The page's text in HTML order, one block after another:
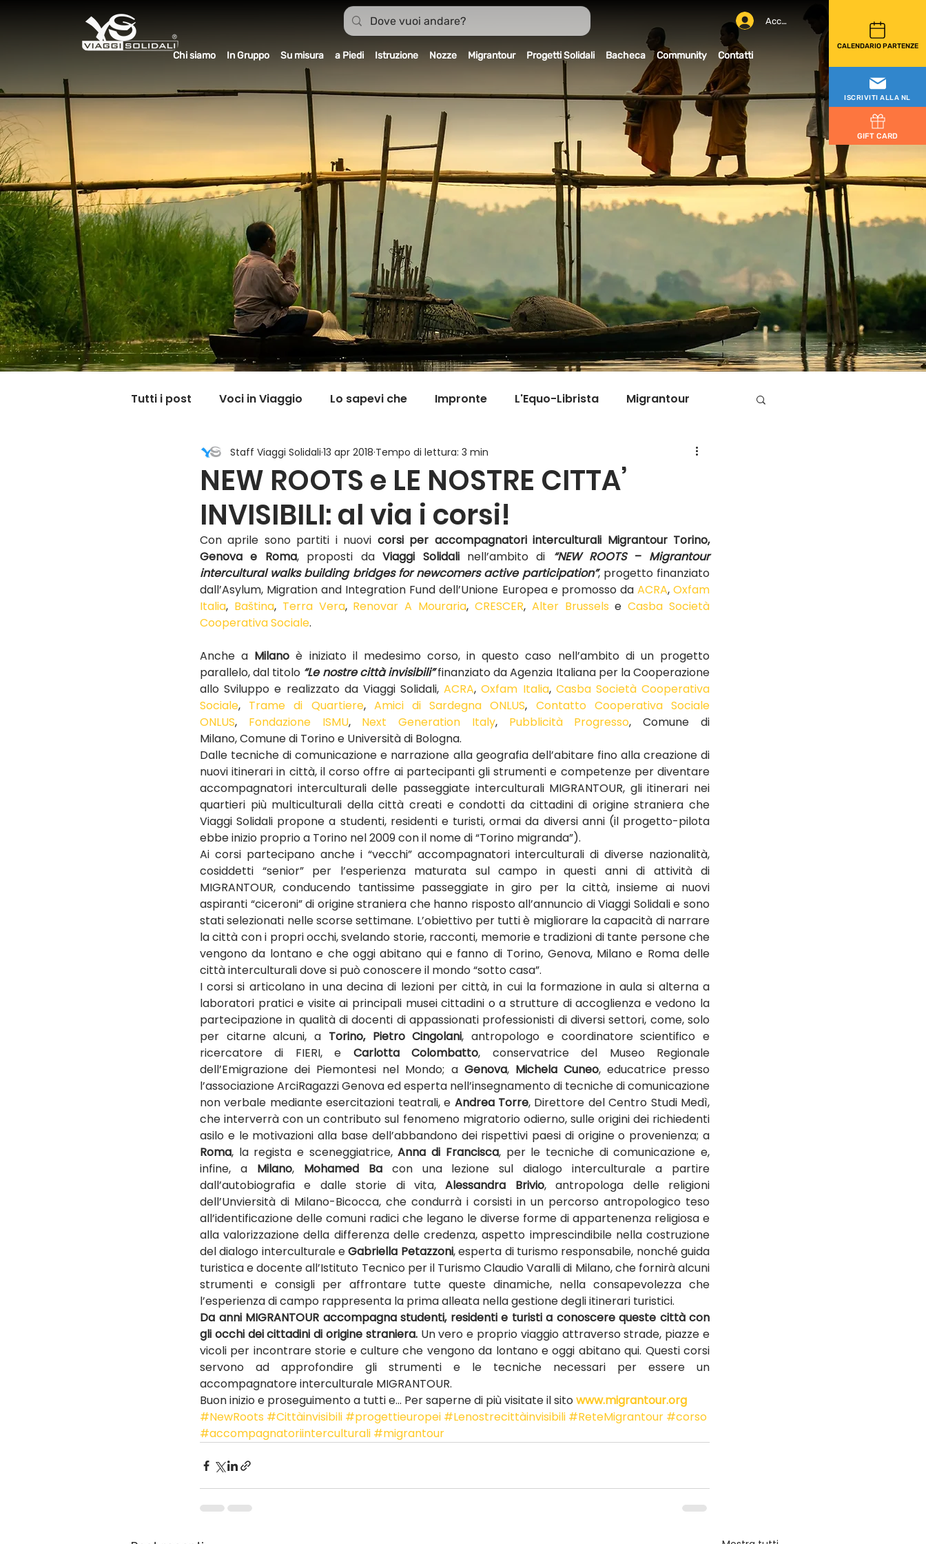
CALENDARIO PARTENZE
Accedi
ISCRIVITI ALLA NL
GIFT CARD
Chi siamo In Gruppo Su misura a Piedi Istruzione Nozze Migrantour Progetti Solidali Bacheca Community Contatti
Tutti i post Voci in Viaggio Lo sapevi che Impronte L'Equo-Librista Migrantour
Dicono di noi Carnet Good News I Viaggi della Tarta
Il mondo @ casa mia Il mondo fuori mi aspetta Viaggi in cucina
NEW ROOTS e LE NOSTRE CITTA’
INVISIBILI: al via i corsi!
Staff Viaggi Solidali 13 apr 2018 Tempo di lettura: 3 min
Con aprile sono partiti i nuovi corsi per accompagnatori interculturali Migrantour Torino,
Genova e Roma, proposti da Viaggi Solidali nell’ambito di “NEW ROOTS – Migrantour
intercultural walks building bridges for newcomers active participation”, progetto finanziato
dall’Asylum, Migration and Integration Fund dell’Unione Europea e promosso da ACRA, Oxfam
Italia, Baština, Terra Vera, Renovar A Mouraria, CRESCER, Alter Brussels e Casba Società
Cooperativa Sociale.
Anche a Milano è iniziato il medesimo corso, in questo caso nell’ambito di un progetto
parallelo, dal titolo “Le nostre città invisibili” finanziato da Agenzia Italiana per la Cooperazione
allo Sviluppo e realizzato da Viaggi Solidali, ACRA, Oxfam Italia, Casba Società Cooperativa
Sociale, Trame di Quartiere, Amici di Sardegna ONLUS, Contatto Cooperativa Sociale
ONLUS, Fondazione ISMU, Next Generation Italy, Pubblicità Progresso, Comune di
Milano, Comune di Torino e Università di Bologna.
Dalle tecniche di comunicazione e narrazione alla geografia dell’abitare fino alla creazione di
nuovi itinerari in città, il corso offre ai partecipanti gli strumenti e competenze per diventare
accompagnatori interculturali delle passeggiate interculturali MIGRANTOUR, gli itinerari nei
quartieri più multiculturali della città creati e condotti da cittadini di origine straniera che
Viaggi Solidali propone a studenti, residenti e turisti, ormai da diversi anni (il progetto-pilota
ebbe inizio proprio a Torino nel 2009 con il nome di “Torino migranda”).
Ai corsi partecipano anche i “vecchi” accompagnatori interculturali di diverse nazionalità,
cosiddetti “senior” per l’esperienza maturata sul campo in questi anni di attività di
MIGRANTOUR, conducendo tantissime passeggiate in giro per la città, insieme ai nuovi
aspiranti “ciceroni” di origine straniera che hanno risposto all’annuncio di Viaggi Solidali e sono
stati selezionati nelle scorse settimane. L’obiettivo per tutti è migliorare la capacità di narrare
la città con i propri occhi, svelando storie, racconti, memorie e tradizioni di tante persone che
vengono da lontano e che oggi abitano qui e fanno di Torino, Genova, Milano e Roma delle
città interculturali dove si può conoscere il mondo “sotto casa”.
I corsi si articolano in una decina di lezioni per città, in cui la formazione in aula si alterna a
laboratori pratici e visite ai principali musei cittadini o a strutture di accoglienza e vedono la
partecipazione in qualità di docenti di appassionati professionisti di diversi settori, come, solo
per citarne alcuni, a Torino, Pietro Cingolani, antropologo e coordinatore scientifico e
ricercatore di FIERI, e Carlotta Colombatto, conservatrice del Museo Regionale
dell’Emigrazione dei Piemontesi nel Mondo; a Genova, Michela Cuneo, educatrice presso
l’associazione ArciRagazzi Genova ed esperta nell’insegnamento di tecniche di comunicazione
non verbale mediante esercitazioni teatrali, e Andrea Torre, Direttore del Centro Studi Medì,
che interverrà con un contributo sul fenomeno migratorio odierno, sulle origini dei richiedenti
Roma, la regista e sceneggiatrice, Anna di Francisca, per le tecniche di comunicazione e,
infine, a Milano, Mohamed Ba con una lezione sul dialogo interculturale a partire
dall’autobiografia e dalle storie di vita, Alessandra Brivio, antropologa delle religioni
dell’Unviersità di Milano-Bicocca, che condurrà i corsisti in un percorso antropologico teso
all’identificazione delle comuni radici che legano le diverse forme di appartenenza religiosa e
alla valorizzazione della differenza delle credenza, aspetto imprescindibile nella costruzione
del dialogo interculturale e Gabriella Petazzoni, esperta di turismo responsabile, nonché guida
turistica e docente all’Istituto Tecnico per il Turismo Claudio Varalli di Milano, che fornirà alcuni
strumenti e consigli per affrontare tutte queste dinamiche, nella consapevolezza che
l’esperienza di campo rappresenta la prima alleata nella gestione degli itinerari turistici.
Da anni MIGRANTOUR accompagna studenti, residenti e turisti a conoscere queste città con
gli occhi dei cittadini di origine straniera. Un vero e proprio viaggio attraverso strade, piazze e
vicoli per incontrare storie e culture che vengono da lontano e oggi abitano qui. Questi corsi
servono ad approfondire gli strumenti e le tecniche necessari per essere un
accompagnatore interculturale MIGRANTOUR.
Buon inizio e proseguimento a tutti e… Per saperne di più visitate il sito www.migrantour.org
#NewRoots #Cittàinvisibili #progettieuropei #Lenostrecittàinvisibili #ReteMigrantour #corso
#accompagnatoriinterculturali #migrantour